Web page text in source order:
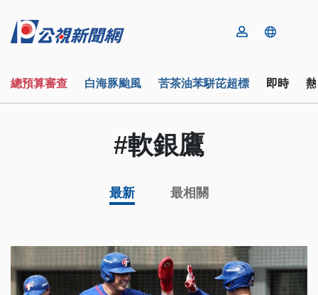
總預算審查 白海豚颱風 苦茶油苯駢芘超標 即時
#軟銀鷹
最新 最相關